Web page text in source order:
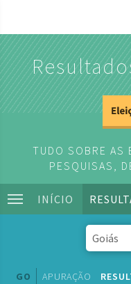
TUDO SOBRE AS
PESQUISAS,
INÍCIO
GO APURAÇÃO